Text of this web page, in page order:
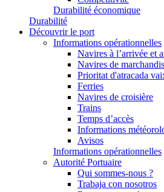
Durabilité économique
Durabilité
Découvrir le port
Informations opérationnelles
Navires à l’arrivée et
Navires de
Prioritat d'atracada
Ferries
Navires de croisière
Trains
Temps d’accès
Informations
Avisos
Informations opérationnelles
Autorité Portuaire
Qui sommes-nous ?
Trabaja con nosotros